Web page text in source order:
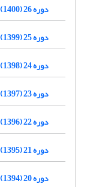
دوره 26 (1400)
دوره 25 (1399)
دوره 24 (1398)
دوره 23 (1397)
دوره 22 (1396)
دوره 21 (1395)
دوره 20 (1394)